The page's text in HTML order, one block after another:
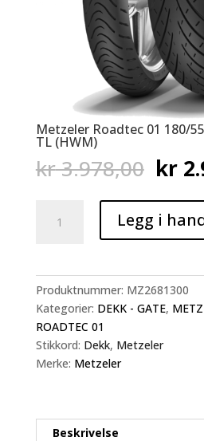
Metzeler Roadtec 01 180/
TL (HWM)
kr3.978,00
pris
var:
kr
kr
Roadtec
Legg i
Produktnummer: MZ2681300
Kategorier: DEKK - GATE,
ROADTEC 01
Stikkord: Dekk, Metzeler
Merke: Metzeler
Beskrivelse